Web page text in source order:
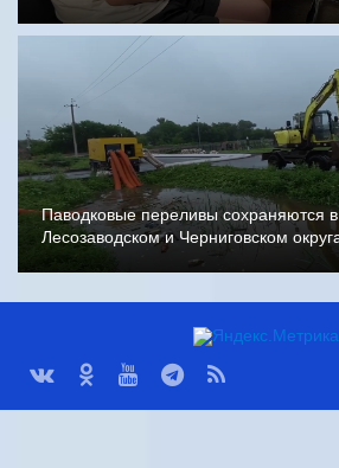
Паводковые переливы сохраняются в
Лесозаводском и Черниговском